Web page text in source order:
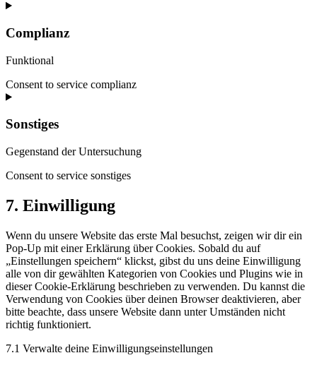
Complianz
Funktional
Consent to service complianz
Sonstiges
Gegenstand der Untersuchung
Consent to service sonstiges
7. Einwilligung
Wenn du unsere Website das erste Mal besuchst, zeigen wir dir ein
Pop-Up mit einer Erklärung über Cookies. Sobald du auf
„Einstellungen speichern“ klickst, gibst du uns deine Einwilligung
alle von dir gewählten Kategorien von Cookies und Plugins wie in
dieser Cookie-Erklärung beschrieben zu verwenden. Du kannst die
Verwendung von Cookies über deinen Browser deaktivieren, aber
bitte beachte, dass unsere Website dann unter Umständen nicht
richtig funktioniert.
7.1 Verwalte deine Einwilligungseinstellungen